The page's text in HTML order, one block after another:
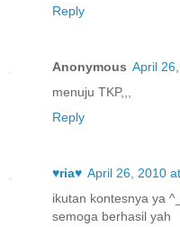
Reply
Anonymous April
menuju TKP,,,
Reply
♥ria♥ April 26, 2010
ikutan kontesnya ya
semoga berhasil yah